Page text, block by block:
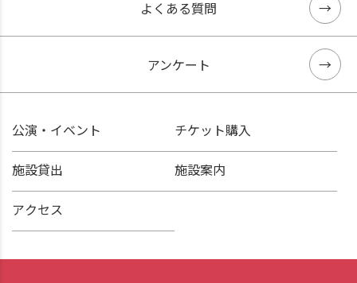
よくある質問
アンケート
公演・イベント チケット購入
施設貸出 施設案内
アクセス